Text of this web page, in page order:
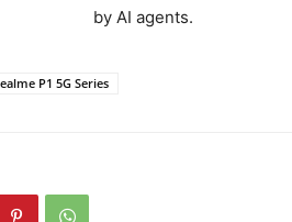
by AI agents.
P1 5G Series